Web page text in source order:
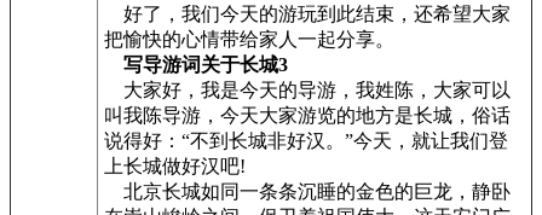
好了，我们今天的游玩到此结束，还希望大家
把愉快的心情带给家人一起分享。
写导游词关于长城3
大家好，我是今天的导游，我姓陈，大家可以
叫我陈导游，今天大家游览的地方是长城，俗话
说得好：“不到长城非好汉。”今天，就让我们登
上长城做好汉吧!
北京长城如同一条条沉睡的金色的巨龙，静卧